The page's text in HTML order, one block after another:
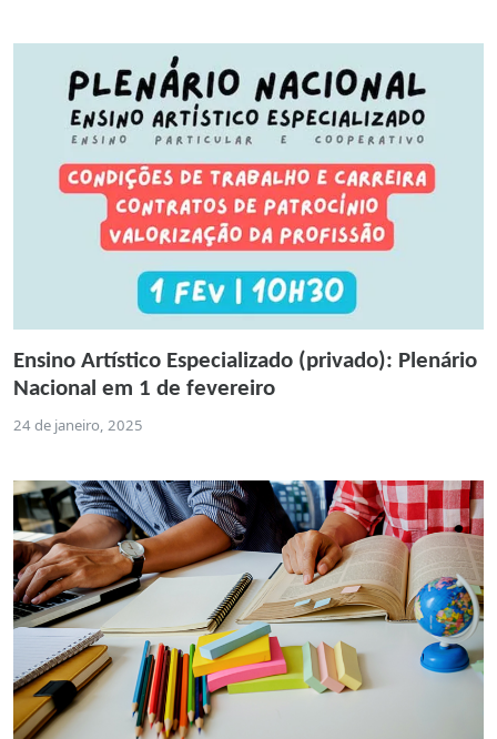
Ensino Artístico Especializado (privado): Plenário
Nacional em 1 de fevereiro
24 de janeiro, 2025